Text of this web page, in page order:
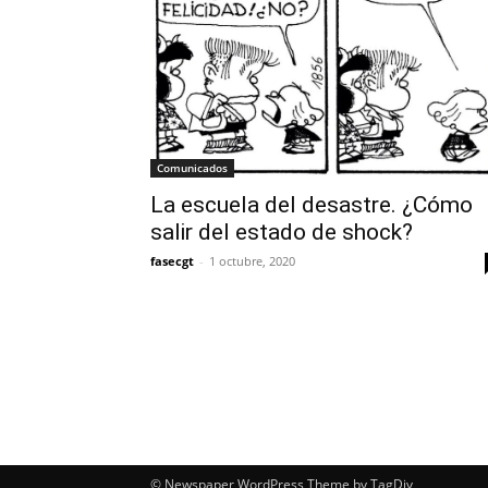
Comunicados
La escuela del desastre. ¿Cómo
salir del estado de shock?
fasecgt - 1 octubre, 2020
© Newspaper WordPress Theme by TagDiv